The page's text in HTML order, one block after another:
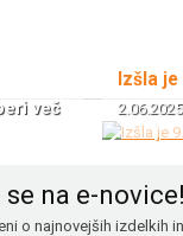
več
Izšla
2.06.2025
na e-novice!
o najnovejših izdelkih